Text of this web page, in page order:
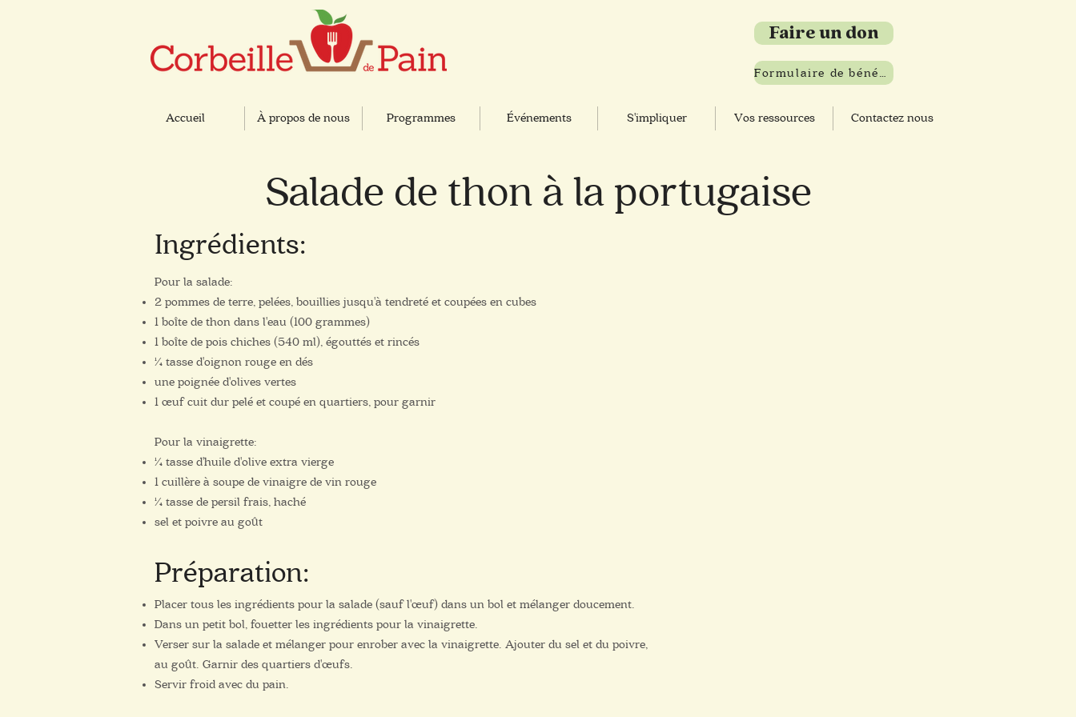
Faire un don
Formulaire de bénévolat
Accueil À propos de nous Programmes Événements S'impliquer Vos ressources Contactez nous
Salade de thon à la portugaise
Ingrédients:
Pour la salade:
2 pommes de terre, pelées, bouillies jusqu'à tendreté et coupées en cubes
1 boîte de thon dans l'eau (100 grammes)
1 boîte de pois chiches (540 ml), égouttés et rincés
¼ tasse d'oignon rouge en dés
une poignée d'olives vertes
1 œuf cuit dur pelé et coupé en quartiers, pour garnir
Pour la vinaigrette:
¼ tasse d'huile d'olive extra vierge
1 cuillère à soupe de vinaigre de vin rouge
¼ tasse de persil frais, haché
sel et poivre au goût
Préparation:
Placer tous les ingrédients pour la salade (sauf l'œuf) dans un bol et mélanger doucement.
Dans un petit bol, fouetter les ingrédients pour la vinaigrette.
Verser sur la salade et mélanger pour enrober avec la vinaigrette. Ajouter du sel et du poivre,
au goût. Garnir des quartiers d'œufs.
Servir froid avec du pain.